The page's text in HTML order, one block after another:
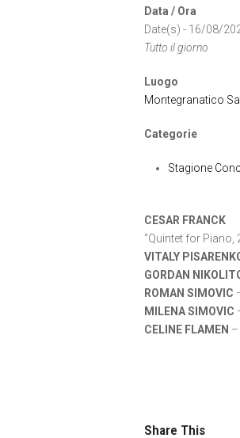
Data / Ora
Date(s) - 16/08/
Tutto il giorno
Luogo
Montegranatico
Categorie
Stagione
CESAR FRANCK
“Quintet for Piano,
VITALY
GORDAN
ROMAN SIMOVIC
MILENA SIMOVIC
CELINE FLAMEN
Share This